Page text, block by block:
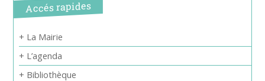
Accés rapides
+ La Mairie
+ L’agenda
+ Bibliothèque